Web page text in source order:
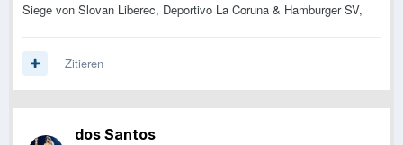
Siege von Slovan Liberec, Deportivo La Coruna & Hamburger SV,
Zitieren
dos Santos